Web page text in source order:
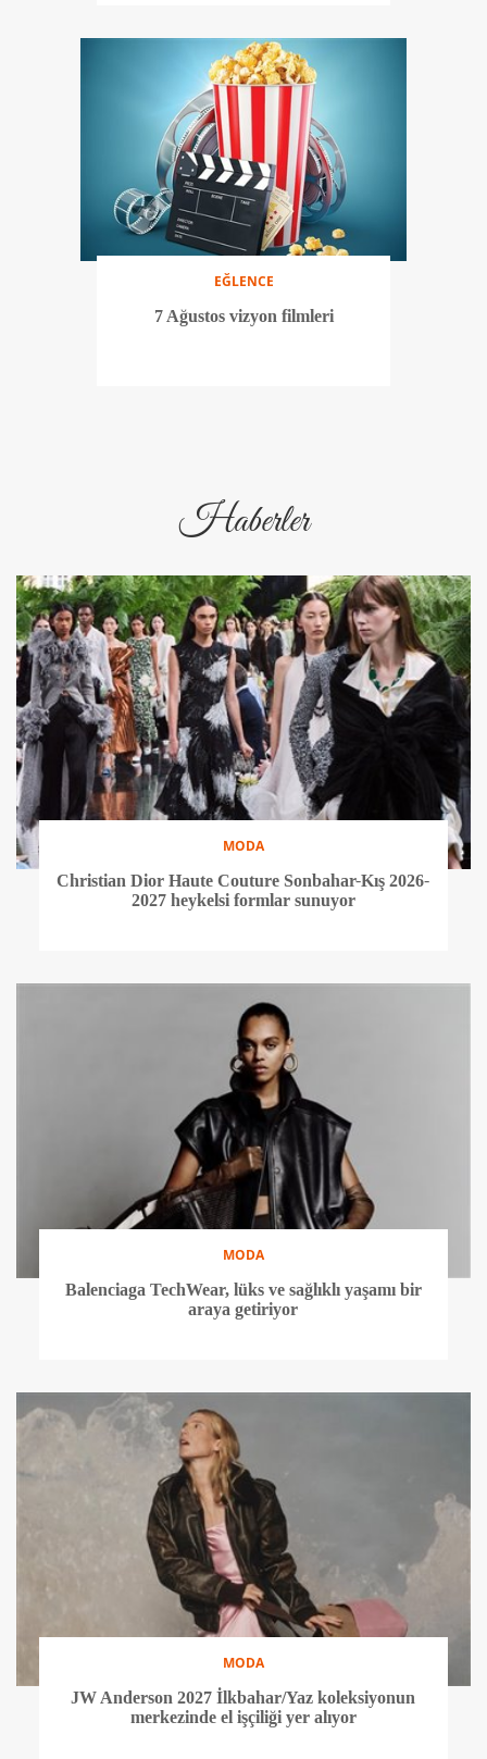
EĞLENCE
7 Ağustos vizyon filmleri
Haberler
MODA
Christian Dior Haute Couture Sonbahar-Kış 2026-
2027 heykelsi formlar sunuyor
MODA
Balenciaga TechWear, lüks ve sağlıklı yaşamı bir
araya getiriyor
MODA
JW Anderson 2027 İlkbahar/Yaz koleksiyonun
merkezinde el işçiliği yer alıyor